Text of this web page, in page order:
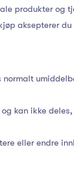
produkter og
aksepterer du
normalt
kan ikke
eller endre